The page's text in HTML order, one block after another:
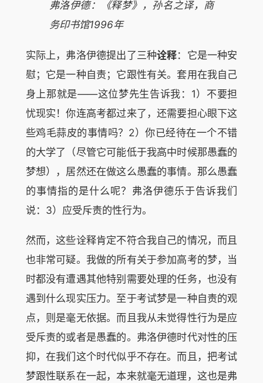
弗洛伊德：《释梦》，孙名之译，商
务印书馆1996年
实际上，弗洛伊德提出了三种诠释：它是一种安
慰；它是一种自责；它跟性有关。套用在我自己
身上那就是——这位梦先生告诉我：1）不要担
忧现实！你连高考都过来了，还需要担心眼下这
些鸡毛蒜皮的事情吗？2）你已经待在一个不错
的大学了（尽管它可能低于我高中时候那愚蠢的
梦想），居然还在做这么愚蠢的事情。那么愚蠢
的事情指的是什么呢？弗洛伊德乐于告诉我们
说：3）应受斥责的性行为。
然而，这些诠释肯定不符合我自己的情况，而且
也非常可疑。我做的所有关于参加高考的梦，当
时都没有遭遇其他特别需要处理的任务，也没有
遇到什么现实压力。至于考试梦是一种自责的观
点，则是毫无依据。而且我从未觉得性行为是应
受斥责的或者是愚蠢的。弗洛伊德时代对性的压
抑，在我们这个时代似乎不存在。而且，把考试
梦跟性联系在一起，本来就毫无道理，这也是弗